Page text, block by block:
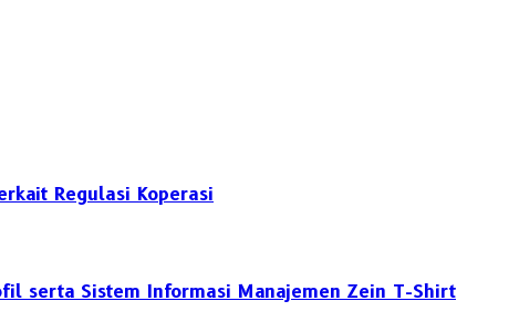
Regulasi Koperasi
serta Sistem Informasi Manajemen Zein T-Shirt